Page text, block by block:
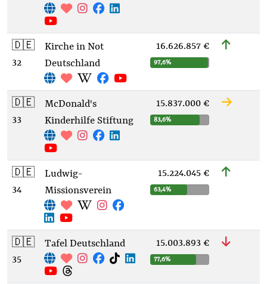
🇩🇪
32
Kirche in Not
Deutschland
16.626.857 €
97,6%
🇩🇪
33
McDonald's
Kinderhilfe Stiftung
15.837.000 €
83,6%
🇩🇪
34
Ludwig-
Missionsverein
15.224.045 €
63,4%
🇩🇪
35
Tafel Deutschland 15.003.893 €
77,6%